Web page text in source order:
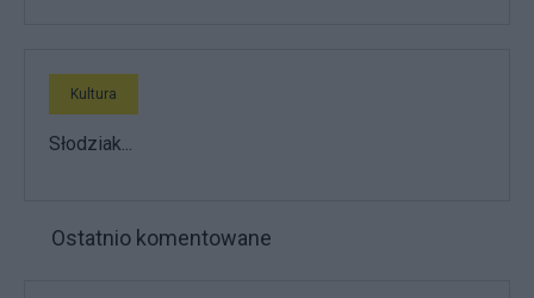
Kultura
Słodziak...
Ostatnio komentowane